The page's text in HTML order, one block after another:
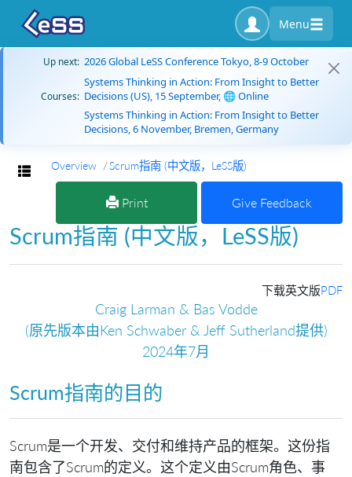
Menu
Up next: 2026 Global LeSS Conference Tokyo, 8-9 October
Courses:
Systems Thinking in Action: From Insight to Better
Decisions (US), 15 September, 🌐 Online
Systems Thinking in Action: From Insight to Better
Decisions, 6 November, Bremen, Germany
Toggle navigation
Overview Scrum指南 (中文版，LeSS版)
Print Give Feedback
Scrum指南 (中文版，LeSS版)
下载英文版PDF
Craig Larman & Bas Vodde
(原先版本由Ken Schwaber & Jeff Sutherland提供)
2024年7月
Scrum指南的目的
Scrum是一个开发、交付和维持产品的框架。这份指
南包含了Scrum的定义。这个定义由Scrum角色、事